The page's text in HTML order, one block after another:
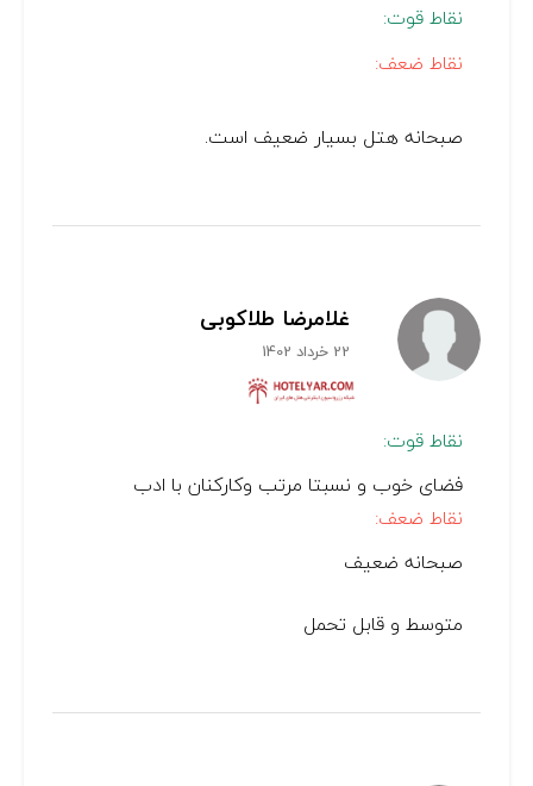
نقاط قوت:
نقاط ضعف:
صبحانه هتل بسیار ضعیف است.
غلامرضا طلاکوبی
22 خرداد 1402
نقاط قوت:
فضای خوب و نسبتا مرتب وکارکنان با ادب
نقاط ضعف:
صبحانه ضعیف
متوسط و قابل تحمل